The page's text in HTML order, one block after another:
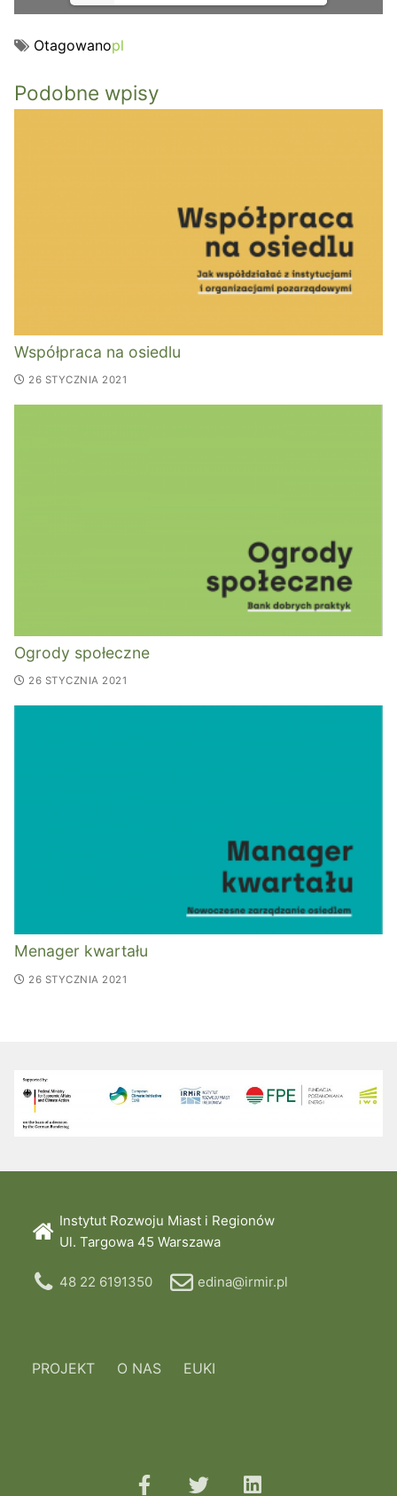
Otagowanopl
Podobne wpisy
Współpraca na osiedlu
26 STYCZNIA 2021
Ogrody społeczne
26 STYCZNIA 2021
Menager kwartału
26 STYCZNIA 2021
Instytut Rozwoju Miast i Regionów
Ul. Targowa 45 Warszawa
48 22 6191350 edina@irmir.pl
PROJEKT O NAS EUKI